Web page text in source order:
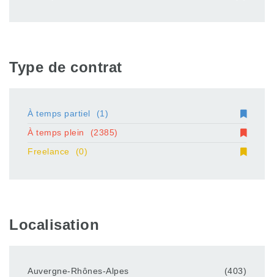
Type de contrat
À temps partiel
(1)
À temps plein
(2385)
Freelance
(0)
Localisation
Auvergne-Rhônes-Alpes
(403)